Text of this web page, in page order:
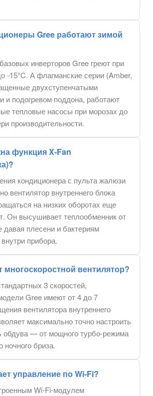
Gree работают зимой
инверторов Gree греют при
-15°C. А флагманские серии (Amber,
двухступенчатыми
и подогревом поддона, работают
тепловые насосы при морозах до
производительности.
функция X-Fan
кондиционера с пульта жалюзи
вентилятор внутреннего блока
на низких оборотах еще
Он высушивает теплообменник от
давая плесени и бактериям
прибора.
многоскоростной вентилятор?
3 скоростей,
Gree имеют от 4 до 7
вентилятора внутреннего
максимально точно настроить
обдува — от мощного турбо-режима
ночного бриза.
управление по Wi-Fi?
Wi-Fi-модулем